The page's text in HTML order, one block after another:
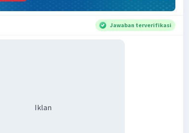
Jawaban terverifikasi
Iklan